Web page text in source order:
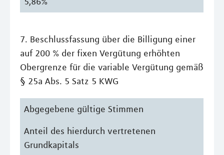
7. Beschlussfassung über die Billigung einer
auf 200 % der fixen Vergütung erhöhten
Obergrenze für die variable Vergütung gemäß
§ 25a Abs. 5 Satz 5 KWG
Abgegebene gültige Stimmen
Anteil des hierdurch vertretenen
Grundkapitals